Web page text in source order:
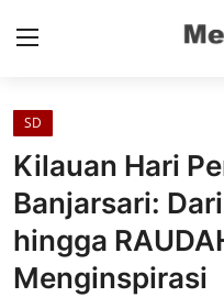
Home
Contact
SMP
SD
SD
Kilauan Hari
Banjarsari:
hingga
Menginspirasi